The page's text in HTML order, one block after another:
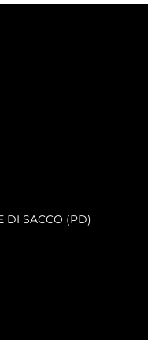
DI SACCO (PD)